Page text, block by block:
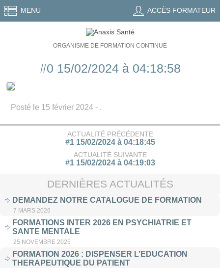
MENU ACCÈS FORMATEUR
ORGANISME DE FORMATION CONTINUE
#0 15/02/2024 à 04:18:58
Posté le 15 février 2024 - .
ACTUALITÉ PRÉCÉDENTE
#1 15/02/2024 à 04:18:45
ACTUALITÉ SUIVANTE
#1 15/02/2024 à 04:19:03
DERNIÈRES ACTUALITÉS
DEMANDEZ NOTRE CATALOGUE DE FORMATION
7 MARS 2026
FORMATIONS INTER 2026 EN PSYCHIATRIE ET
SANTE MENTALE
25 NOVEMBRE 2025
FORMATION 2026 : DISPENSER L’EDUCATION
THERAPEUTIQUE DU PATIENT